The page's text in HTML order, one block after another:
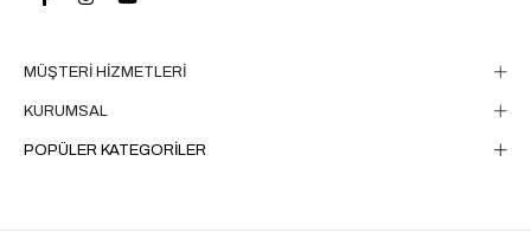
MÜŞTERİ HİZMETLERİ
KURUMSAL
POPÜLER KATEGORİLER